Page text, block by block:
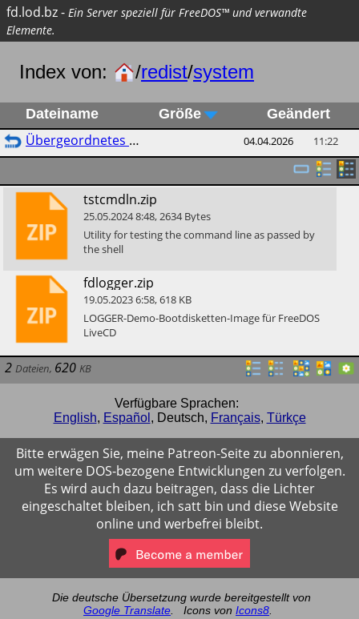
fd.lod.bz- Ein Server speziell für FreeDOS™ und verwandte
Elemente.
Index von: /redist/system
Dateiname Größe Geändert
Übergeordnetes Verzeichnis 04.04.2026 11:22
​tstcmdln.zip
25.05.20248:48,2634 Bytes
​Utility for testing the command line as passed by
the shell
​fdlogger.zip
19.05.20236:58,618 KB
​LOGGER-Demo-Bootdisketten-Image für FreeDOS
LiveCD
2 Dateien, 620 KB
Verfügbare Sprachen:
English, Español , Deutsch, Français, Türkçe
Bitte erwägen Sie, meine Patreon-Seite zu abonnieren,
um weitere DOS-bezogene Entwicklungen zu verfolgen.
Es wird auch dazu beitragen, dass die Lichter
eingeschaltet bleiben, ich satt bin und diese Website
online und werbefrei bleibt.
Die deutsche Übersetzung wurde bereitgestellt von
Google Translate
Icons von Icons8